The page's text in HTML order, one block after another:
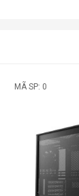
MÃ SP: 0